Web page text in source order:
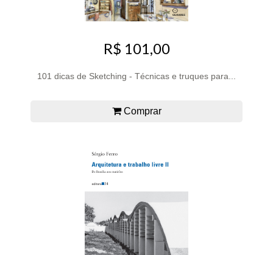
R$ 101,00
101 dicas de Sketching - Técnicas e truques para...
Comprar